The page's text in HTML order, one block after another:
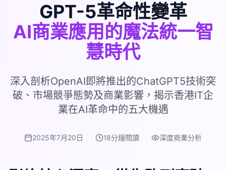
GPT-5革命性變革
AI商業應用的魔法統一智
慧時代
深入剖析OpenAI即將推出的ChatGPT5技術突
破、市場競爭態勢及商業影響，揭示香港IT企
業在AI革命中的五大機遇
2025年7月20日 18分鐘閱讀 深度商業分析